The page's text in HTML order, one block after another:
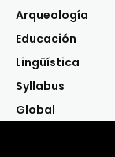
Arqueología
Educación
Lingüística
Syllabus
Global